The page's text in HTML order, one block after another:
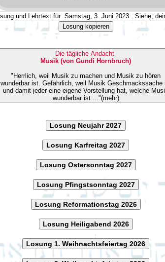
Losung kopieren
Die tägliche Andacht
Musik (von Gundi Hornbruch)
"Herrlich, weil Musik zu machen und Musik zu hören
wunderbar ist. Gefährlich, weil Musik Geschmackssache ist
und damit jeder eine eigene Vorstellung hat, welche
wunderbar ist ..."(mehr)
Losung Neujahr 2027
Losung Karfreitag 2027
Losung Ostersonntag 2027
Losung Pfingstsonntag 2027
Losung Reformationstag 2026
Losung Heiligabend 2026
Losung 1. Weihnachtsfeiertag 2026